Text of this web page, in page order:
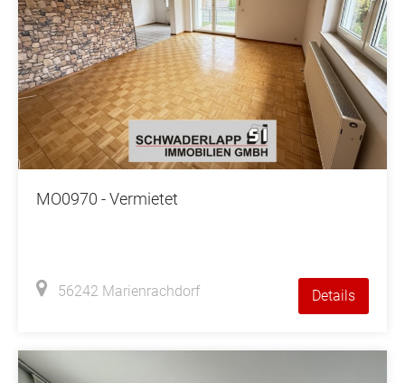
MO0970 - Vermietet
56242 Marienrachdorf Details